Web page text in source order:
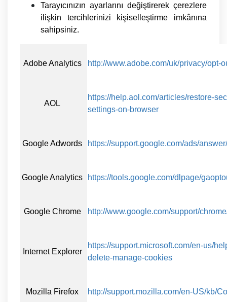
Tarayıcınızın ayarlarını değiştirerek çerezlere
ilişkin tercihlerinizi kişiselleştirme imkânına
sahipsiniz.
Adobe Analytics http://www.adobe.com/uk/privacy/opt-
AOL
https://help.aol.com/articles/restore-
settings-on-browser
Google Adwords https://support.google.com/ads/
Google Analytics https://tools.google.com/dlpage/
Google Chrome http://www.google.com/support/
Internet Explorer
https://support.microsoft.com/en-us/
delete-manage-cookies
Mozilla Firefox http://support.mozilla.com/en-US/kb/